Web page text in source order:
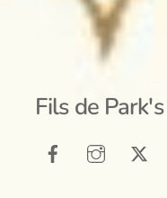
Fils de Park's